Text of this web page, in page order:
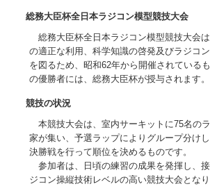
総務大臣杯全日本ラジコン模型競技大会
総務大臣杯全日本ラジコン模型競技大会
の適正な利用、科学知識の啓発及びラジコ
を図るため、昭和62年から開催されている
の優勝者には、総務大臣杯が授与されます。
競技の状況
本競技大会は、室内サーキットに75名の
家が集い、予選ラップによりグループ分け
決勝戦を行って順位を決めるものです。
参加者は、日頃の練習の成果を発揮し、
ジコン操縦技術レベルの高い競技大会となり